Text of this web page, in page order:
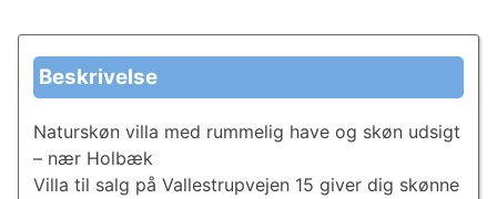
Beskrivelse
Naturskøn villa med rummelig have og skøn udsigt
– nær Holbæk
Villa til salg på Vallestrupvejen 15 giver dig skønne